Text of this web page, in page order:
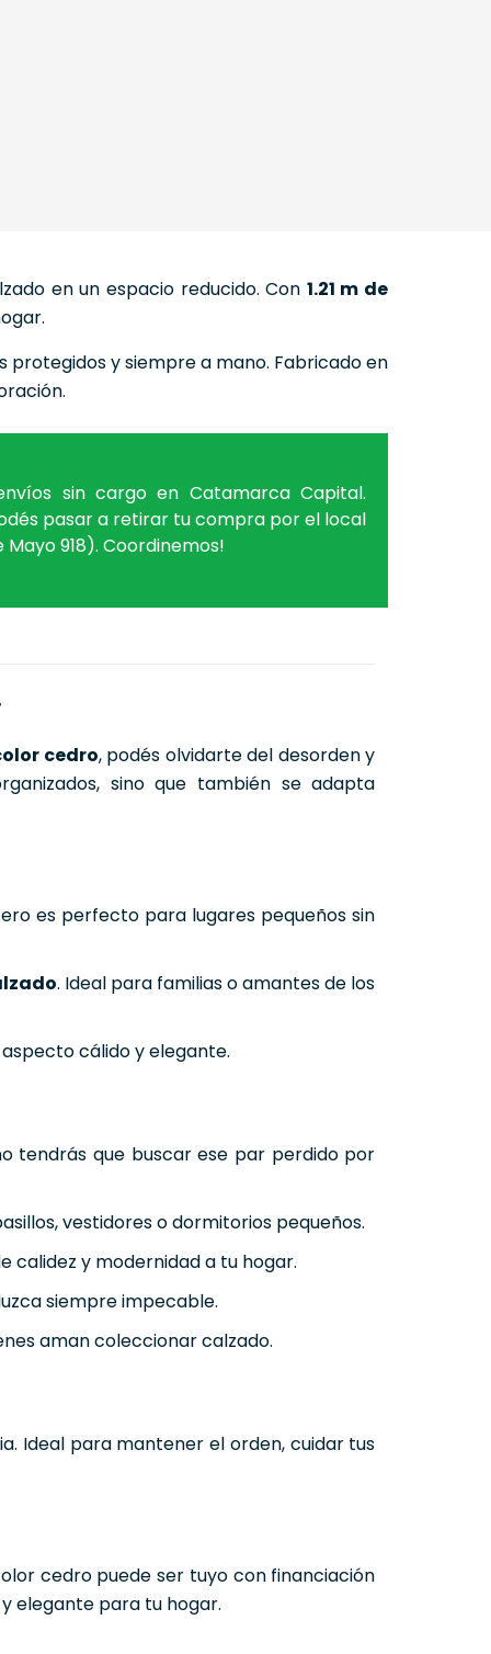
en un espacio reducido. Con 1.21 m de
y siempre a mano. Fabricado en
sin cargo en Catamarca Capital.
pasar a retirar tu compra por el local
918). Coordinemos!
cedro, podés olvidarte del desorden y
sino que también se adapta
es perfecto para lugares pequeños sin
. Ideal para familias o amantes de los
cálido y elegante.
tendrás que buscar ese par perdido por
vestidores o dormitorios pequeños.
calidez y modernidad a tu hogar.
siempre impecable.
aman coleccionar calzado.
Ideal para mantener el orden, cuidar tus
cedro puede ser tuyo con financiación
elegante para tu hogar.